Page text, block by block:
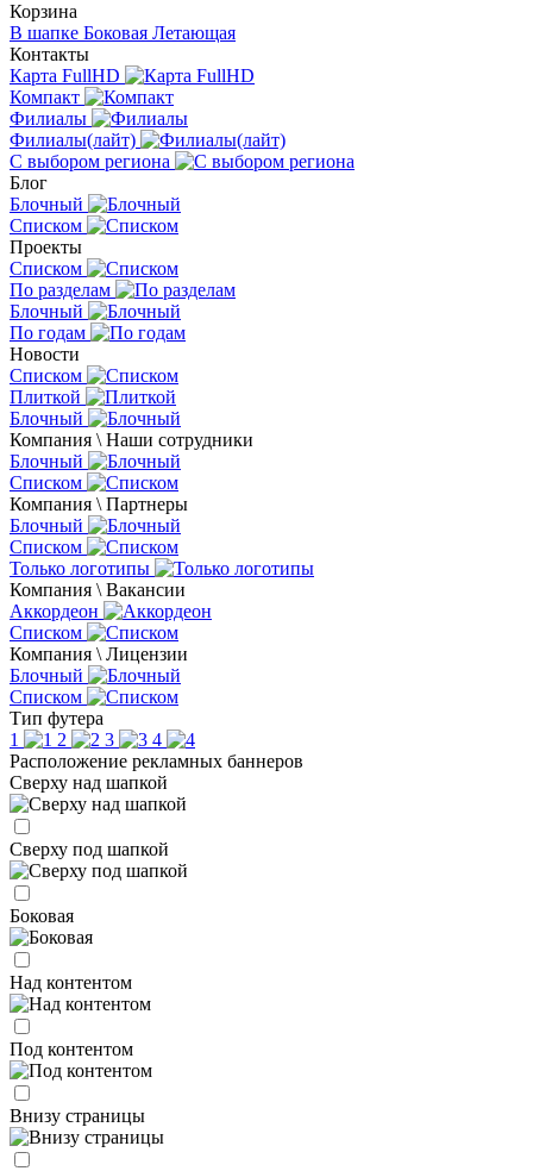
Корзина
В шапке Боковая Летающая
Контакты
Карта FullHD
Компакт
Филиалы
Филиалы(лайт)
С выбором региона
Блог
Блочный
Списком
Проекты
Списком
По разделам
Блочный
По годам
Новости
Списком
Плиткой
Блочный
Компания \ Наши сотрудники
Блочный
Списком
Компания \ Партнеры
Блочный
Списком
Только логотипы
Компания \ Вакансии
Аккордеон
Списком
Компания \ Лицензии
Блочный
Списком
Тип футера
1
2 3
4
Расположение рекламных баннеров
Сверху над шапкой
Сверху под шапкой
Боковая
Над контентом
Под контентом
Внизу страницы